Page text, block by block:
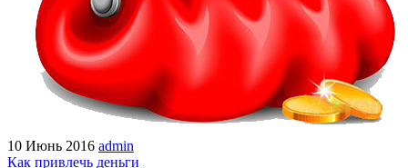
10 Июнь 2016 admin
Как привлечь деньги